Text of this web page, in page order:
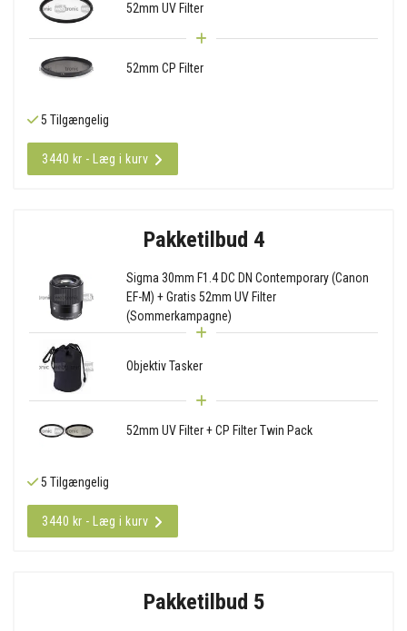
52mm UV Filter
52mm CP Filter
5 Tilgængelig
3440 kr - Læg i kurv
Pakketilbud 4
Sigma 30mm F1.4 DC DN Contemporary (Canon
EF-M) + Gratis 52mm UV Filter
(Sommerkampagne)
Objektiv Tasker
52mm UV Filter + CP Filter Twin Pack
5 Tilgængelig
3440 kr - Læg i kurv
Pakketilbud 5